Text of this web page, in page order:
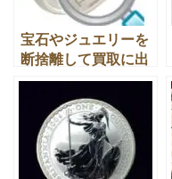
宝石やジュエリーを
断捨離して買取に出
す前に貴金属の種類